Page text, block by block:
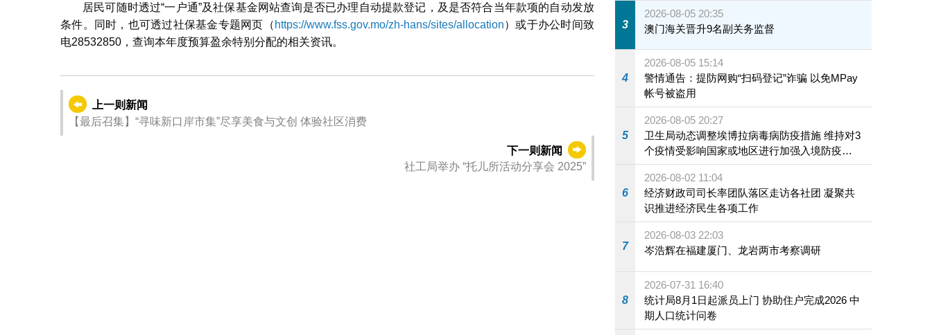
居民可随时透过“一户通”及社保基金网站查询是否已办理自动提款登记，及是否符合当年款项的自动发放
条件。同时，也可透过社保基金专题网页（ https://www.fss.gov.mo/zh-hans/sites/allocation）或于办公时间致
电28532850，查询本年度预算盈余特别分配的相关资讯。
上一则新闻
【最后召集】“寻味新口岸市集”尽享美食与文创 体验社区消费
下一则新闻
社工局举办 “托儿所活动分享会 2025”
3
2026-08-05 20:35
澳门海关晋升9名副关务监督
4
2026-08-05 15:14
警情通告：提防网购“扫码登记”诈骗 以免MPay
帐号被盗用
5
2026-08-05 20:27
卫生局动态调整埃博拉病毒病防疫措施 维持对3
个疫情受影响国家或地区进行加强入境防疫措
施
6
2026-08-02 11:04
经济财政司司长率团队落区走访各社团 凝聚共
识推进经济民生各项工作
7
2026-08-03 22:03
岑浩辉在福建厦门、龙岩两市考察调研
8
2026-07-31 16:40
统计局8月1日起派员上门 协助住户完成2026 中
期人口统计问卷